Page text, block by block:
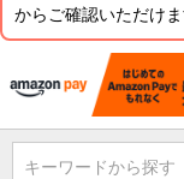
からご確認いただけま
キーワードから探す